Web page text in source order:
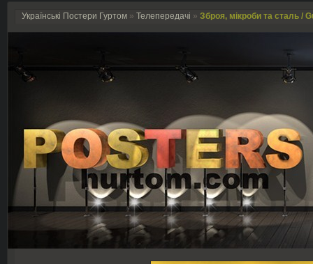
Українські Постери Гуртом » Телепередачі » Зброя, мікроби та сталь /